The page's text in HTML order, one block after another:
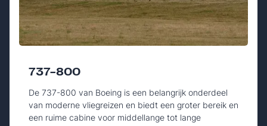
737-800
De 737-800 van Boeing is een belangrijk onderdeel
van moderne vliegreizen en biedt een groter bereik en
een ruime cabine voor middellange tot lange